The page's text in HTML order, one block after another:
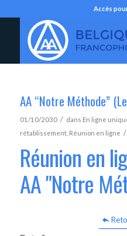
Accès
AA “Notre Méthode”
01/10/2030 / dans En ligne
rétablissement, Réunion en ligne /
Réunion en
AA "Notre